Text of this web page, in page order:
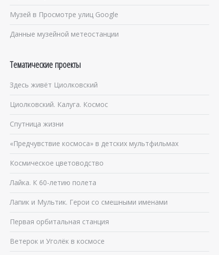
Музей в Просмотре улиц Google
Данные музейной метеостанции
Тематические проекты
Здесь живёт Циолковский
Циолковский. Калуга. Космос
Спутница жизни
«Предчувствие космоса» в детских мультфильмах
Космическое цветоводство
Лайка. К 60-летию полета
Лапик и Мультик. Герои со смешными именами
Первая орбитальная станция
Ветерок и Уголёк в космосе